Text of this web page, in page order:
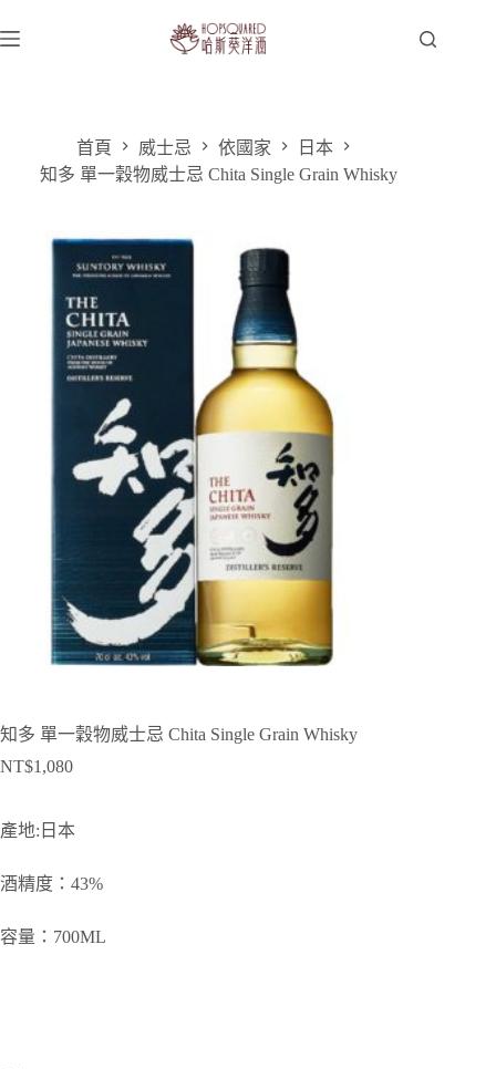
至
首頁 威士忌 依國家
日本
知多 單一穀物威士忌 Chita Single Grain Whisky
知多 單一穀物威士忌 Chita Single Grain Whisky
NT$1,080
產地:日本
酒精度：43%
容量：700ML